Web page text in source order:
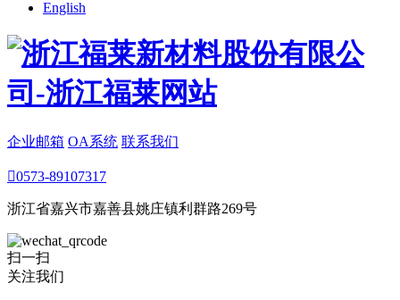
English
企业邮箱 OA系统 联系我们
0573-89107317
浙江省嘉兴市嘉善县姚庄镇利群路269号
扫一扫
关注我们